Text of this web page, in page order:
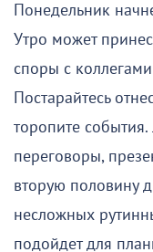
Понедельник
Утро может
споры с
Постарайтесь
торопите
переговоры,
вторую половину
несложных
подойдет для